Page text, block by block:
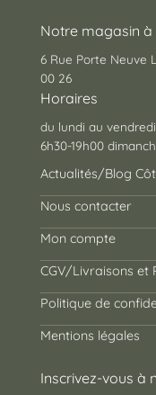
Notre magasin à
6 Rue Porte Neuve
00 26
Horaires
du lundi au vendredi
6h30-19h00
Actualités/Blog
Nous contacter
Mon compte
CGV/Livraisons et
Politique de
Mentions légales
Inscrivez-vous à